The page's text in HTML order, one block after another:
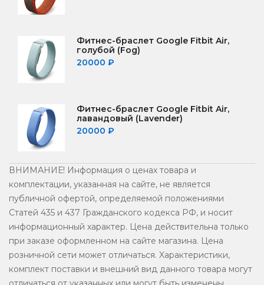
Фитнес-браслет Google Fitbit Air,
голубой (Fog)
20000 ₽
Фитнес-браслет Google Fitbit Air,
лавандовый (Lavender)
20000 ₽
ВНИМАНИЕ! Информация о ценах товара и
комплектации, указанная на сайте, не является
публичной офертой, определяемой положениями
Статей 435 и 437 Гражданского кодекса РФ, и носит
информационный характер. Цена действительна только
при заказе оформленном на сайте магазина. Цена
розничной сети может отличаться. Xарактеристики,
комплект поставки и внешний вид данного товара могут